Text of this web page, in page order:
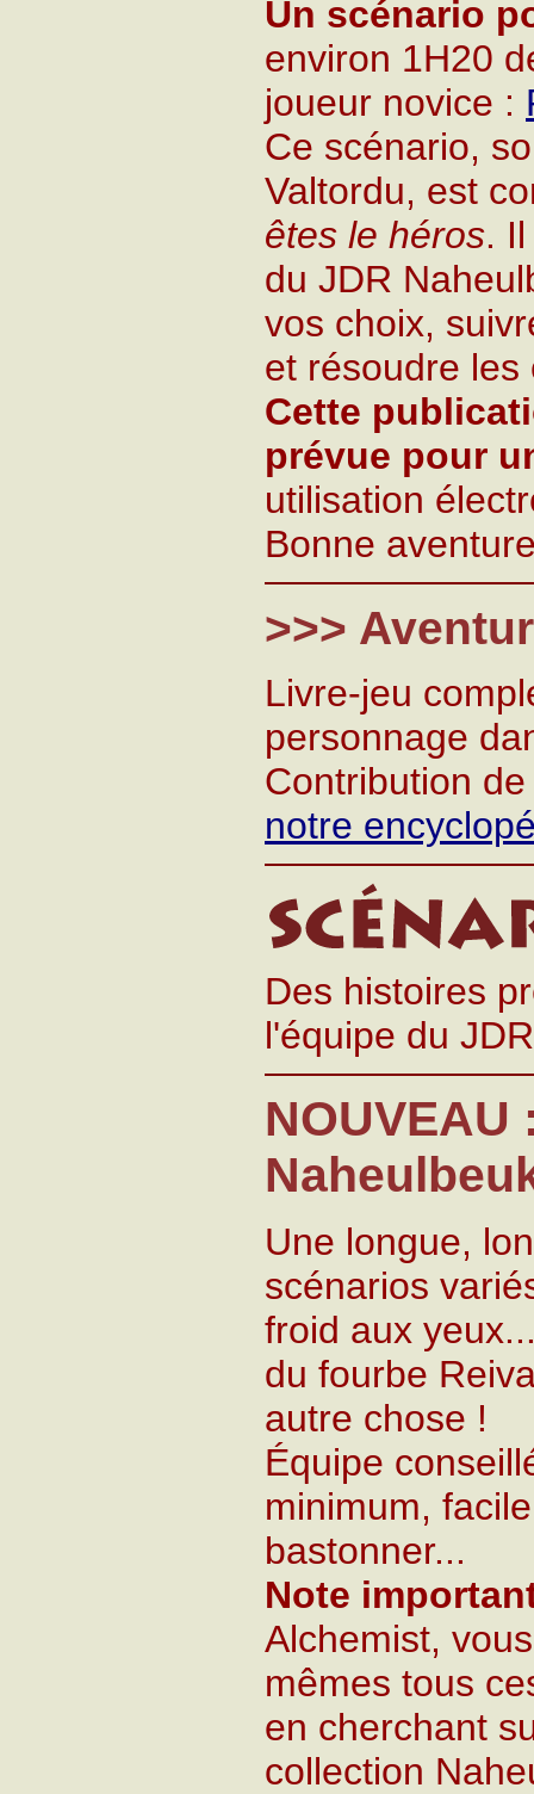
Un scénario
environ 1H20
joueur novice :
Ce scénario,
Valtordu, est
êtes le héros.
du JDR
vos choix,
et résoudre les
Cette
prévue pour
utilisation
Bonne
>>>
Livre-jeu
personnage
Contribution
notre
Des histoires
l'équipe du
NOUVEAU
Une longue,
scénarios
froid aux
du fourbe
autre chose !
Équipe
minimum,
bastonner...
Note
Alchemist,
mêmes tous
en cherchant
collection